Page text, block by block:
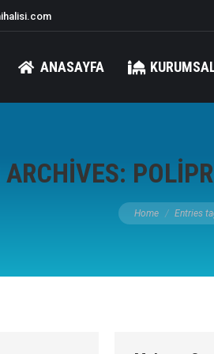
ANASAYFA
ARCHIVES:
You are here:
Home Entries